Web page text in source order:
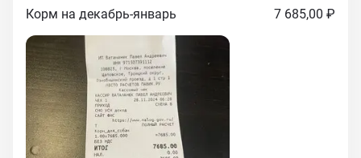
Корм на декабрь-январь 7 685,00 ₽